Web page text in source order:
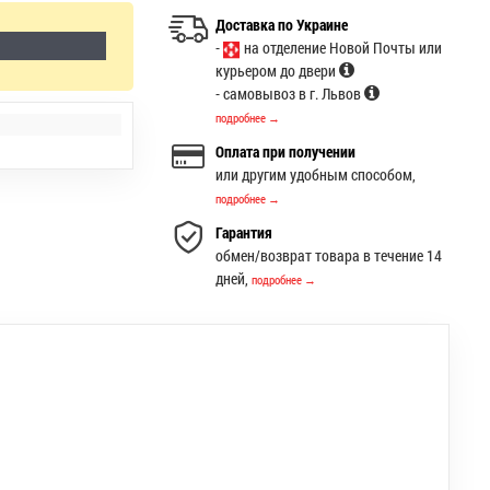
Доставка по Украине
-
на отделение Новой Почты или
курьером до двери
- самовывоз в г. Львов
подробнее →
Оплата при получении
или другим удобным способом,
подробнее →
Гарантия
обмен/возврат товара в течение 14
дней,подробнее →